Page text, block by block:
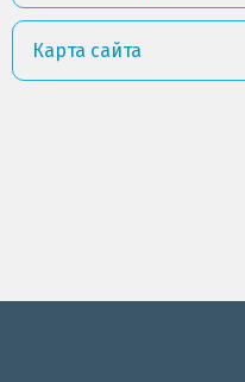
Карта сайта